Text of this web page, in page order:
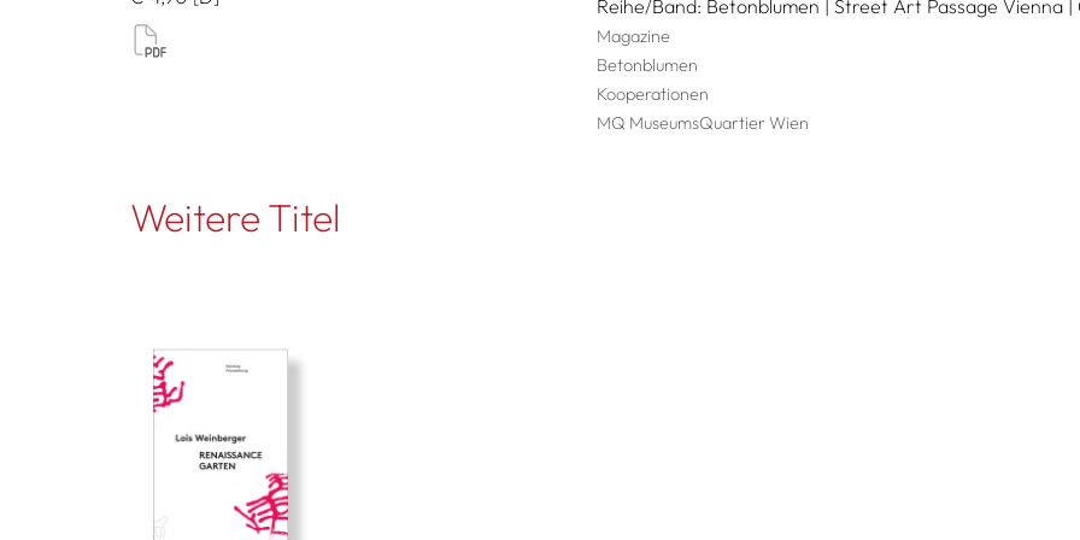
Reihe/Band Betonblumen | Street Art Passage Vienna |
Magazine
Betonblumen
Kooperationen
MQ MuseumsQuartier Wien
Weitere Titel